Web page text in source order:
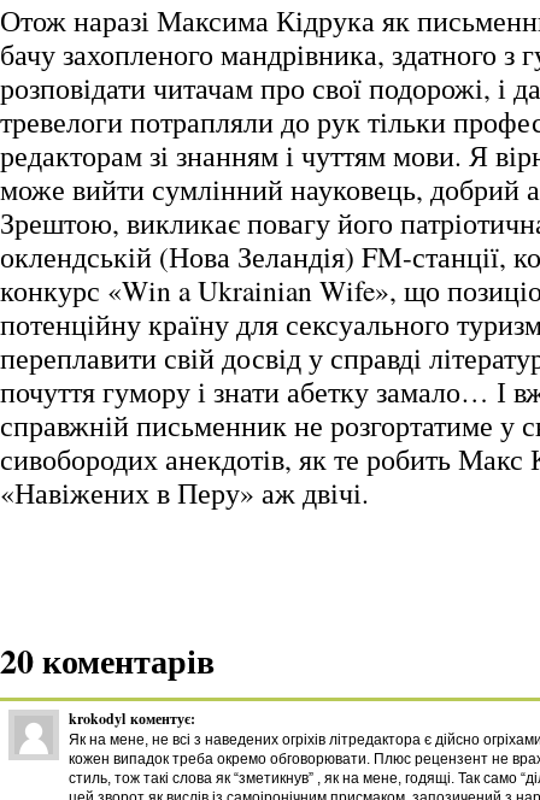
Отож наразі Максима Кідрука як
бачу захопленого мандрівника, здатного з
розповідати читачам про свої подорожі, і
тревелоги потрапляли до рук тільки
редакторам зі знанням і чуттям мови. Я
може вийти сумлінний науковець, добрий
Зрештою, викликає повагу його
оклендській (Нова Зеландія) FM-станції,
конкурс «Win a Ukrainian Wife», що
потенційну країну для сексуального
переплавити свій досвід у справді
почуття гумору і знати абетку замало… І
справжній письменник не розгортатиме у
сивобородих анекдотів, як те робить Макс
«Навіжених в Перу» аж двічі.
20 коментарів
krokodyl коментує:
Як на мене, не всі з наведених огріхів літредактора є дійсно
кожен випадок треба окремо обговорювати. Плюс рецензент не
стиль, тож такі слова як “зметикнув” , як на мене, годящі. Так само